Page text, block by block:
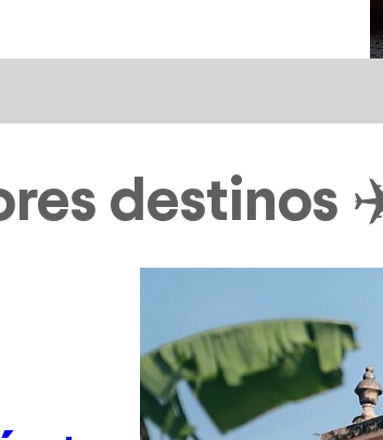
destinos